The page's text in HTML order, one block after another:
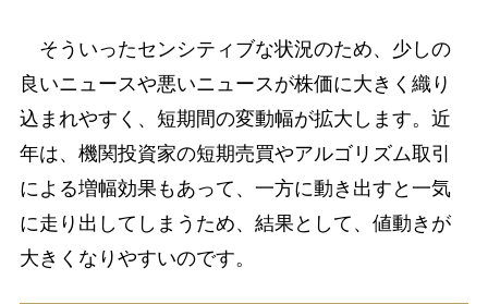
そういったセンシティブな状況のため、少しの
良いニュースや悪いニュースが株価に大きく織り
込まれやすく、短期間の変動幅が拡大します。近
年は、機関投資家の短期売買やアルゴリズム取引
による増幅効果もあって、一方に動き出すと一気
に走り出してしまうため、結果として、値動きが
大きくなりやすいのです。